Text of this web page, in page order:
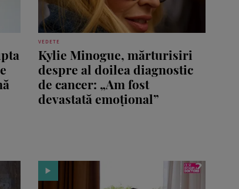
VEDETE
Kylie Minogue, mărturisiri
despre al doilea diagnostic
de cancer: „Am fost
devastată emoțional”